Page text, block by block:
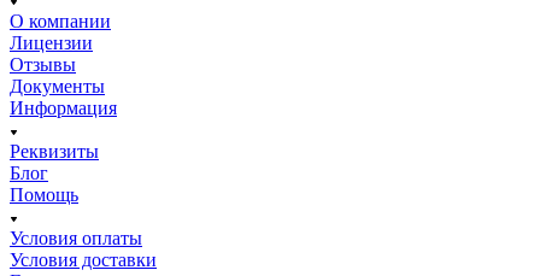
О компании
Лицензии
Отзывы
Документы
Информация
Реквизиты
Блог
Помощь
Условия оплаты
Условия доставки